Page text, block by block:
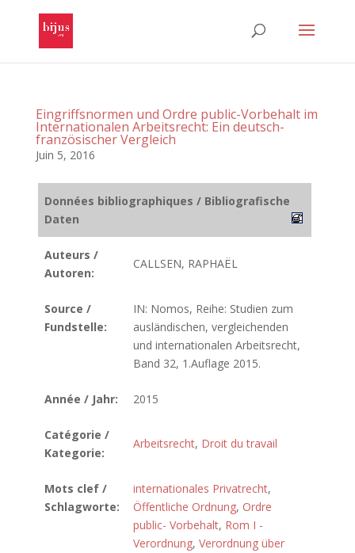
Eingriffsnormen und Ordre public-Vorbehalt im
Internationalen Arbeitsrecht: Ein deutsch-
französischer Vergleich
Juin 5, 2016
Données bibliographiques / Bibliografische
Daten
Auteurs /
Autoren:
CALLSEN, RAPHAËL
Source /
Fundstelle:
IN: Nomos, Reihe: Studien zum
ausländischen, vergleichenden
und internationalen Arbeitsrecht,
Band 32, 1.Auflage 2015.
Année / Jahr: 2015
Catégorie /
Kategorie:
Arbeitsrecht, Droit du travail
Mots clef /
Schlagworte:
internationales Privatrecht,
Öffentliche Ordnung, Ordre
public- Vorbehalt, Rom I -
Verordnung, Verordnung über